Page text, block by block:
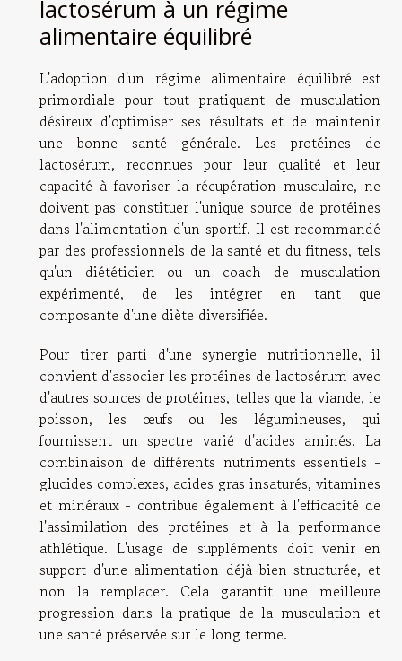
lactosérum à un régime
alimentaire équilibré
L'adoption d'un régime alimentaire équilibré est
primordiale pour tout pratiquant de musculation
désireux d'optimiser ses résultats et de maintenir
une bonne santé générale. Les protéines de
lactosérum, reconnues pour leur qualité et leur
capacité à favoriser la récupération musculaire, ne
doivent pas constituer l'unique source de protéines
dans l'alimentation d'un sportif. Il est recommandé
par des professionnels de la santé et du fitness, tels
qu'un diététicien ou un coach de musculation
expérimenté, de les intégrer en tant que
composante d'une diète diversifiée.
Pour tirer parti d'une synergie nutritionnelle, il
convient d'associer les protéines de lactosérum avec
d'autres sources de protéines, telles que la viande, le
poisson, les œufs ou les légumineuses, qui
fournissent un spectre varié d'acides aminés. La
combinaison de différents nutriments essentiels -
glucides complexes, acides gras insaturés, vitamines
et minéraux - contribue également à l'efficacité de
l'assimilation des protéines et à la performance
athlétique. L'usage de suppléments doit venir en
support d'une alimentation déjà bien structurée, et
non la remplacer. Cela garantit une meilleure
progression dans la pratique de la musculation et
une santé préservée sur le long terme.